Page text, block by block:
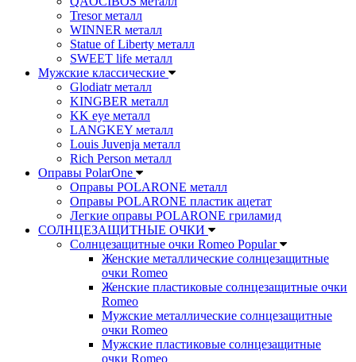
Tresor металл
WINNER металл
Statue of Liberty металл
SWEET life металл
Мужские классические
Glodiatr металл
KINGBER металл
KK eye металл
LANGKEY металл
Louis Juvenja металл
Rich Person металл
Оправы PolarOne
Оправы POLARONE металл
Оправы POLARONE пластик ацетат
Легкие оправы POLARONE гриламид
СОЛНЦЕЗАЩИТНЫЕ ОЧКИ
Солнцезащитные очки Romeo Popular
Женские металлические солнцезащитные
очки Romeo
Женские пластиковые солнцезащитные очки
Romeo
Мужские металлические солнцезащитные
очки Romeo
Мужские пластиковые солнцезащитные
очки Romeo